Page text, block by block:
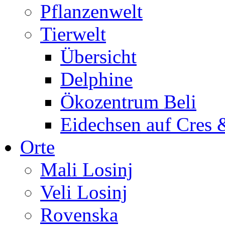
Pflanzenwelt
Tierwelt
Übersicht
Delphine
Ökozentrum Beli
Eidechsen auf Cres
Orte
Mali Losinj
Veli Losinj
Rovenska